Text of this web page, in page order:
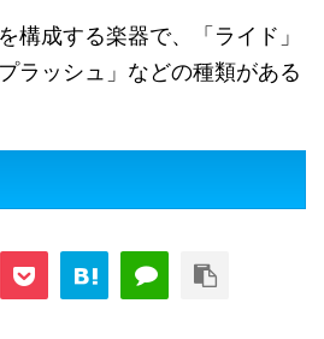
成する楽器で、「ライド」
ラッシュ」などの種類がある